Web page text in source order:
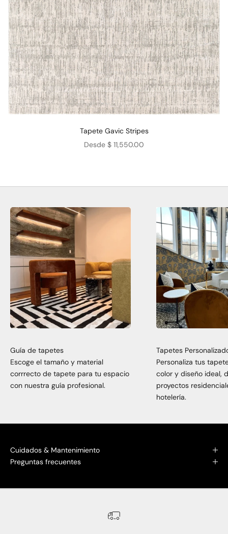
Tapete Gavic Stripes
Precio de oferta
Desde $ 11,550.00
Guía de tapetes
Escoge el tamaño y material
corrrecto de tapete para tu espacio
con nuestra guía profesional.
Tapetes
Personaliza tus
color y diseño ideal,
proyectos
hotelería.
Cuidados & Mantenimiento
Preguntas frecuentes